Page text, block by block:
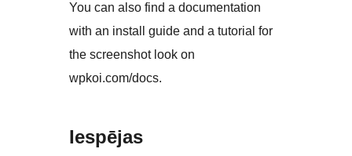
You can also find a documentation
with an install guide and a tutorial for
the screenshot look on
wpkoi.com/docs.
Iespējas